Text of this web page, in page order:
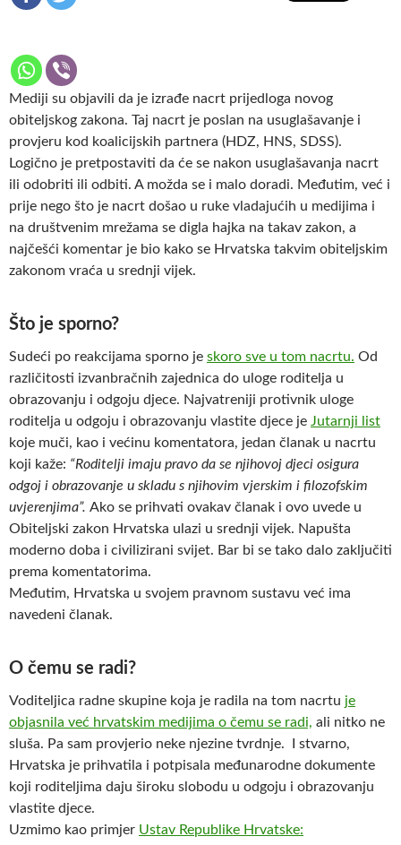
Mediji su objavili da je izrađe nacrt prijedloga novog
obiteljskog zakona. Taj nacrt je poslan na usuglašavanje i
provjeru kod koalicijskih partnera (HDZ, HNS, SDSS).
Logično je pretpostaviti da će se nakon usuglašavanja nacrt
ili odobriti ili odbiti. A možda se i malo doradi. Međutim, već i
prije nego što je nacrt došao u ruke vladajućih u medijima i
na društvenim mrežama se digla hajka na takav zakon, a
najčešći komentar je bio kako se Hrvatska takvim obiteljskim
zakonom vraća u srednji vijek.
Što je sporno?
Sudeći po reakcijama sporno je skoro sve u tom nacrtu. Od
različitosti izvanbračnih zajednica do uloge roditelja u
obrazovanju i odgoju djece. Najvatreniji protivnik uloge
roditelja u odgoju i obrazovanju vlastite djece je Jutarnji list
koje muči, kao i većinu komentatora, jedan članak u nacrtu
koji kaže: “Roditelji imaju pravo da se njihovoj djeci osigura
odgoj i obrazovanje u skladu s njihovim vjerskim i filozofskim
uvjerenjima”. Ako se prihvati ovakav članak i ovo uvede u
Obiteljski zakon Hrvatska ulazi u srednji vijek. Napušta
moderno doba i civilizirani svijet. Bar bi se tako dalo zaključiti
prema komentatorima.
Međutim, Hrvatska u svojem pravnom sustavu već ima
navedeni članak.
O čemu se radi?
Voditeljica radne skupine koja je radila na tom nacrtu je
objasnila već hrvatskim medijima o čemu se radi, ali nitko ne
sluša. Pa sam provjerio neke njezine tvrdnje. I stvarno,
Hrvatska je prihvatila i potpisala međunarodne dokumente
koji roditeljima daju široku slobodu u odgoju i obrazovanju
vlastite djece.
Uzmimo kao primjer Ustav Republike Hrvatske: